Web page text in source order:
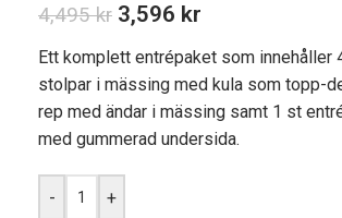
4,495kr 3,596 kr
Ett komplett entrépaket som innehåller
stolpar i mässing med kula som topp-
rep med ändar i mässing samt 1 st
med gummerad undersida.
- +